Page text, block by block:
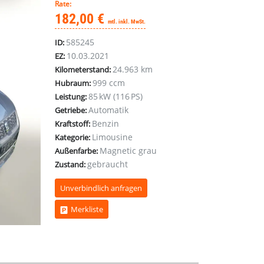
Rate:
182,00 € mtl. inkl. MwSt.
ID: 585245
EZ: 10.03.2021
Kilometerstand:24.963 km
Hubraum:999 ccm
Leistung:85 kW (116 PS)
Getriebe:Automatik
Kraftstoff: Benzin
Kategorie: Limousine
Außenfarbe: Magnetic grau
Zustand:gebraucht
Unverbindlich anfragen
Merkliste